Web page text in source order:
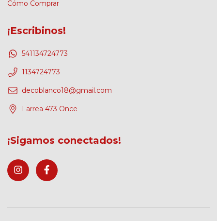
Cómo Comprar
¡Escribinos!
541134724773
1134724773
decoblanco18@gmail.com
Larrea 473 Once
¡Sigamos conectados!